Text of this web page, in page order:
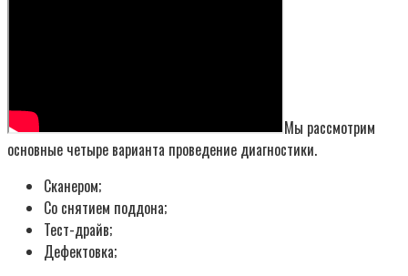
Мы рассмотрим
основные четыре варианта проведение диагностики.
Сканером;
Со снятием поддона;
Тест-драйв;
Дефектовка;